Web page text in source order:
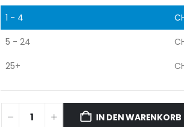
1 - 4
5 - 24
25+
IN DEN WARENKORB